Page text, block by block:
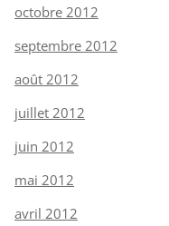
octobre 2012
septembre 2012
août 2012
juillet 2012
juin 2012
mai 2012
avril 2012